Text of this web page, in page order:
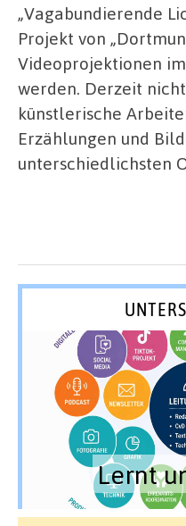
„Vagabundierende
Projekt von
Videoprojektionen
werden. Derzeit
künstlerische
Erzählungen und
unterschiedlichsten
Lernt